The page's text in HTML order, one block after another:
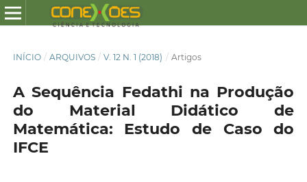
INÍCIO / ARQUIVOS / V. 12 N. 1 (2018) / Artigos
A Sequência Fedathi na Produção
do Material Didático de
Matemática: Estudo de Caso do
IFCE